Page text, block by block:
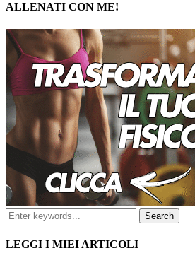
ALLENATI CON ME!
LEGGI I MIEI ARTICOLI